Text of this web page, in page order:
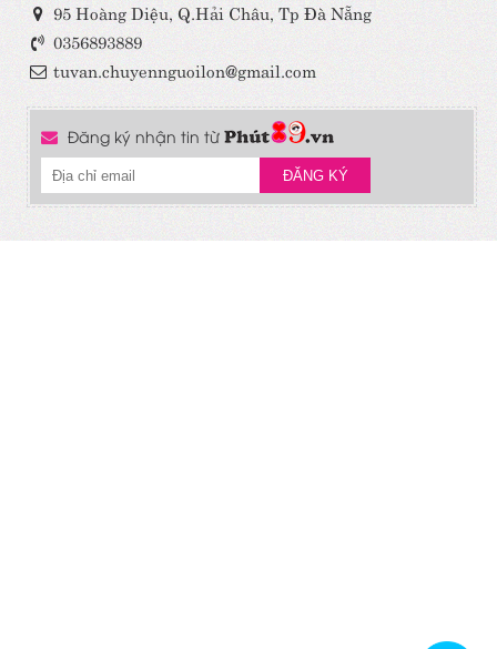
95 Hoàng Diệu, Q.Hải Châu, Tp Đà Nẵng
0356893889
tuvan.chuyennguoilon@gmail.com
Đăng ký nhận tin từ